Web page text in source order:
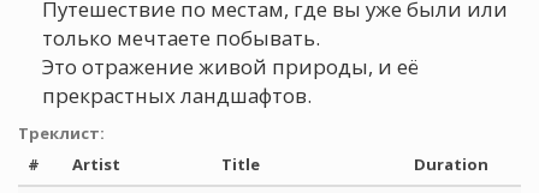
Путешествие по местам, где вы уже были или
только мечтаете побывать.
Это отражение живой природы, и её
прекрастных ландшафтов.
Треклист:
#
Artist Title
Duration